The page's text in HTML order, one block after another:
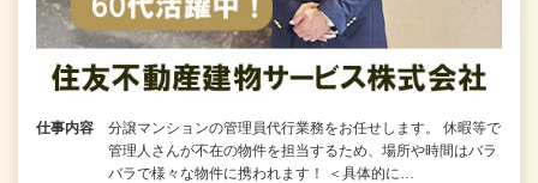
仕事内容
分譲マンションの管理員代行業務をお任せします。 休暇等で
管理人さんが不在の物件を担当するため、場所や時間はバラ
バラで様々な物件に携われます！ ＜具体的に…